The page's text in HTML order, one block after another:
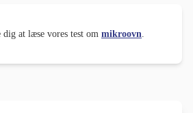
dig at læse vores test om mikroovn